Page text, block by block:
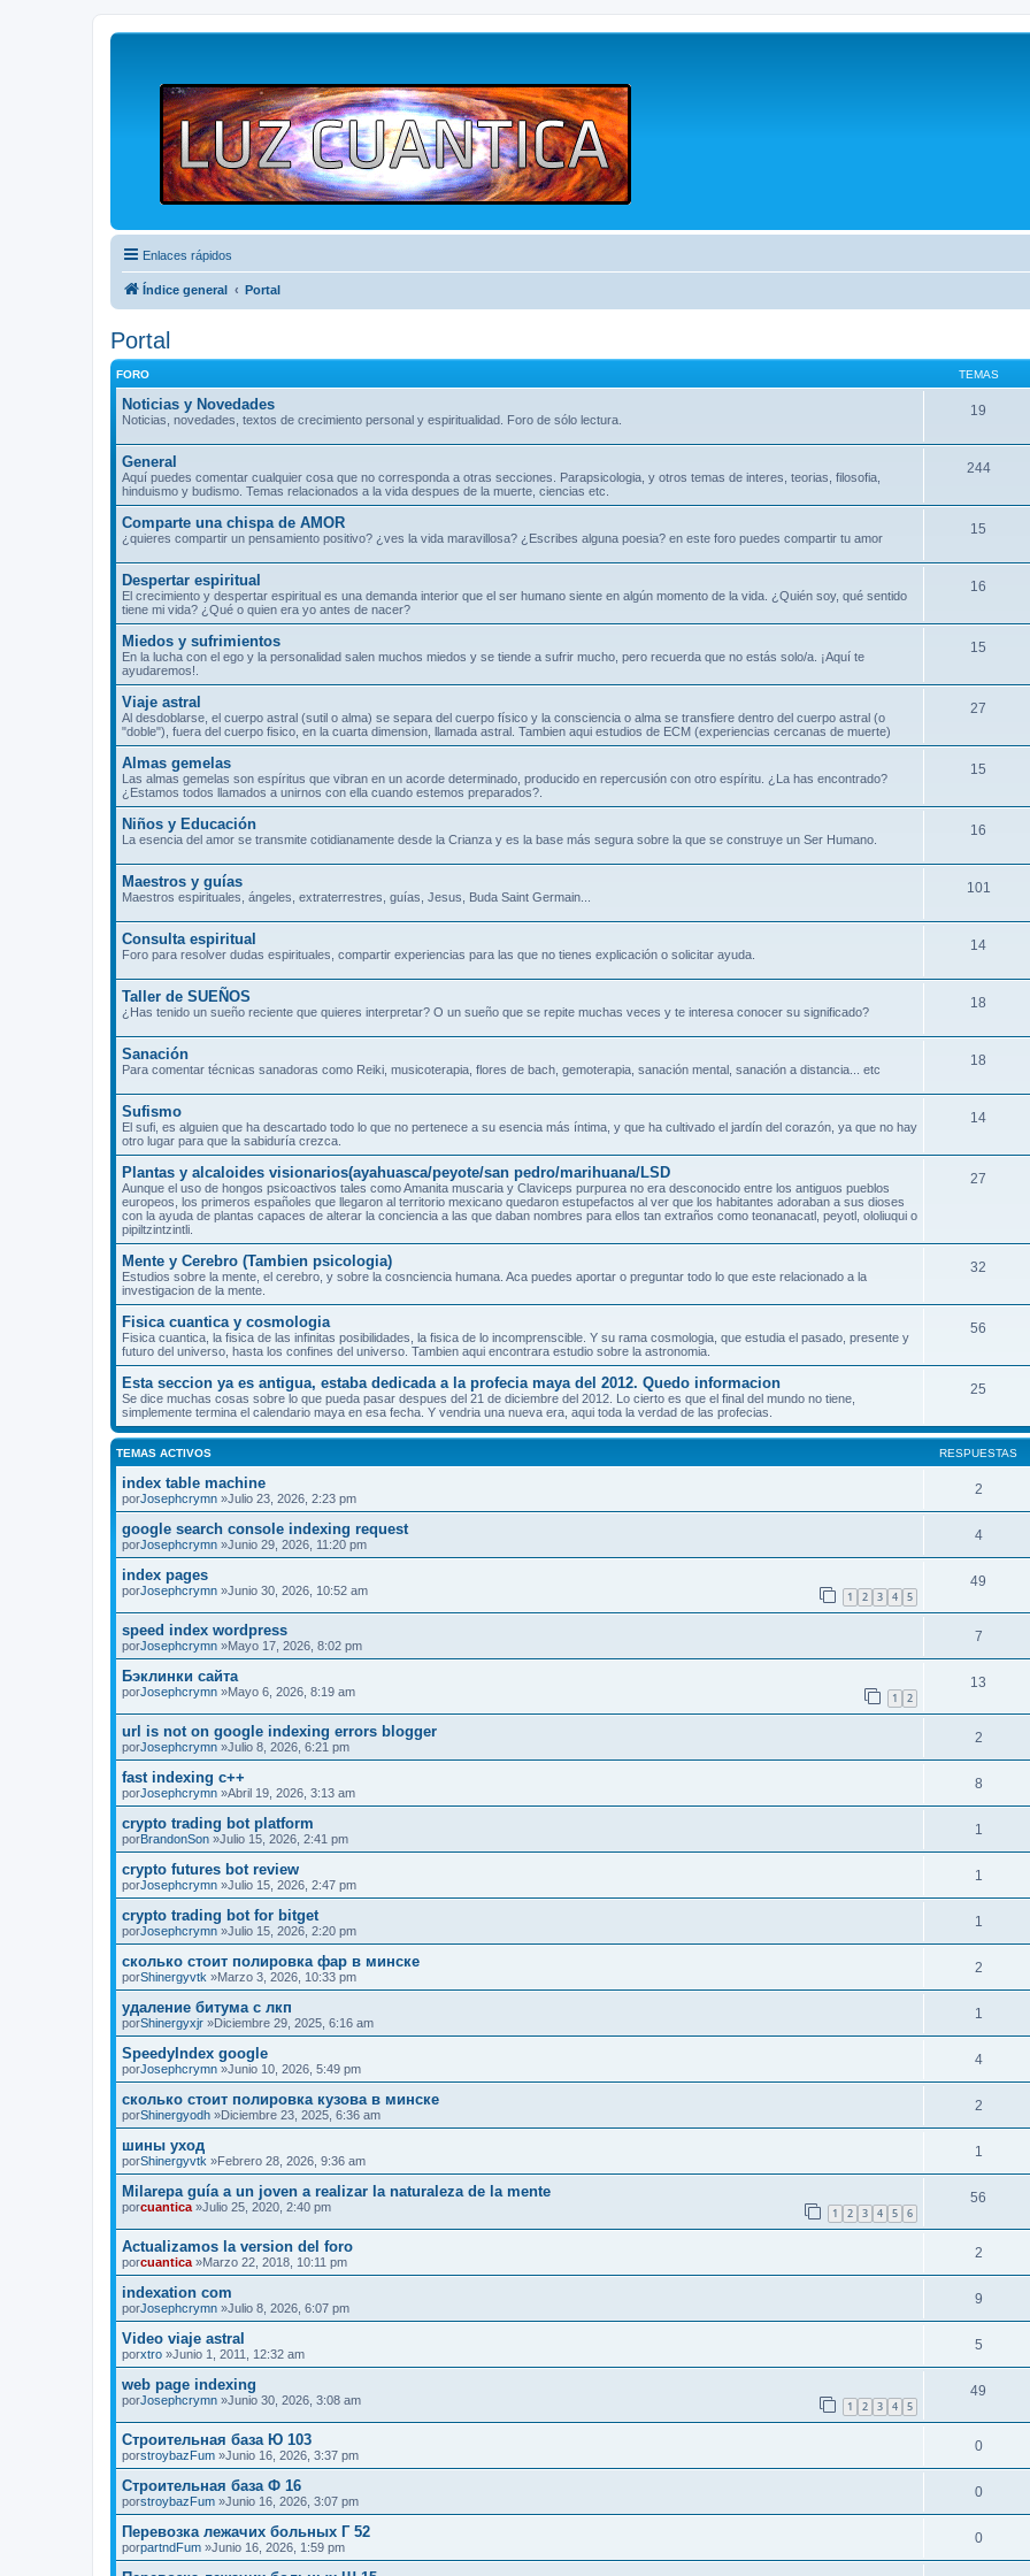
Enlaces rápidos
Índice general Portal
Portal
FORO TEMAS
Noticias y Novedades
Noticias, novedades, textos de crecimiento personal y espiritualidad. Foro de sólo lectura.
19
General
Aquí puedes comentar cualquier cosa que no corresponda a otras secciones. Parapsicologia, y otros temas de interes, teorias, filosofia,
hinduismo y budismo. Temas relacionados a la vida despues de la muerte, ciencias etc.
244
Comparte una chispa de AMOR
¿quieres compartir un pensamiento positivo? ¿ves la vida maravillosa? ¿Escribes alguna poesia? en este foro puedes compartir tu amor
15
Despertar espiritual
El crecimiento y despertar espiritual es una demanda interior que el ser humano siente en algún momento de la vida. ¿Quién soy, qué sentido
tiene mi vida? ¿Qué o quien era yo antes de nacer?
16
Miedos y sufrimientos
En la lucha con el ego y la personalidad salen muchos miedos y se tiende a sufrir mucho, pero recuerda que no estás solo/a. ¡Aquí te
ayudaremos!.
15
Viaje astral
Al desdoblarse, el cuerpo astral (sutil o alma) se separa del cuerpo físico y la consciencia o alma se transfiere dentro del cuerpo astral (o
"doble"), fuera del cuerpo fisico, en la cuarta dimension, llamada astral. Tambien aqui estudios de ECM (experiencias cercanas de muerte)
27
Almas gemelas
Las almas gemelas son espíritus que vibran en un acorde determinado, producido en repercusión con otro espíritu. ¿La has encontrado?
¿Estamos todos llamados a unirnos con ella cuando estemos preparados?.
15
Niños y Educación
La esencia del amor se transmite cotidianamente desde la Crianza y es la base más segura sobre la que se construye un Ser Humano.
16
Maestros y guías
Maestros espirituales, ángeles, extraterrestres, guías, Jesus, Buda Saint Germain...
101
Consulta espiritual
Foro para resolver dudas espirituales, compartir experiencias para las que no tienes explicación o solicitar ayuda.
14
Taller de SUEÑOS
¿Has tenido un sueño reciente que quieres interpretar? O un sueño que se repite muchas veces y te interesa conocer su significado?
18
Sanación
Para comentar técnicas sanadoras como Reiki, musicoterapia, flores de bach, gemoterapia, sanación mental, sanación a distancia... etc
18
Sufismo
El sufi, es alguien que ha descartado todo lo que no pertenece a su esencia más íntima, y que ha cultivado el jardín del corazón, ya que no hay
otro lugar para que la sabiduría crezca.
14
Plantas y alcaloides visionarios(ayahuasca/peyote/san pedro/marihuana/LSD
Aunque el uso de hongos psicoactivos tales como Amanita muscaria y Claviceps purpurea no era desconocido entre los antiguos pueblos
europeos, los primeros españoles que llegaron al territorio mexicano quedaron estupefactos al ver que los habitantes adoraban a sus dioses
con la ayuda de plantas capaces de alterar la conciencia a las que daban nombres para ellos tan extraños como teonanacatl, peyotl, ololiuqui o
pipiltzintzintli.
27
Mente y Cerebro (Tambien psicologia)
Estudios sobre la mente, el cerebro, y sobre la cosnciencia humana. Aca puedes aportar o preguntar todo lo que este relacionado a la
investigacion de la mente.
32
Fisica cuantica y cosmologia
Fisica cuantica, la fisica de las infinitas posibilidades, la fisica de lo incomprenscible. Y su rama cosmologia, que estudia el pasado, presente y
futuro del universo, hasta los confines del universo. Tambien aqui encontrara estudio sobre la astronomia.
56
Esta seccion ya es antigua, estaba dedicada a la profecia maya del 2012. Quedo informacion
Se dice muchas cosas sobre lo que pueda pasar despues del 21 de diciembre del 2012. Lo cierto es que el final del mundo no tiene,
simplemente termina el calendario maya en esa fecha. Y vendria una nueva era, aqui toda la verdad de las profecias.
25
TEMAS ACTIVOS RESPUESTAS
index table machine
porJosephcrymn »Julio 23, 2026, 2:23 pm
2
google search console indexing request
porJosephcrymn »Junio 29, 2026, 11:20 pm
4
index pages
porJosephcrymn »Junio 30, 2026, 10:52 am 1 2 3 4 5
49
speed index wordpress
porJosephcrymn »Mayo 17, 2026, 8:02 pm
7
Бэклинки сайта
porJosephcrymn »Mayo 6, 2026, 8:19 am 1 2
13
url is not on google indexing errors blogger
porJosephcrymn »Julio 8, 2026, 6:21 pm
2
fast indexing c++
porJosephcrymn »Abril 19, 2026, 3:13 am
8
crypto trading bot platform
porBrandonSon »Julio 15, 2026, 2:41 pm
1
crypto futures bot review
porJosephcrymn »Julio 15, 2026, 2:47 pm
1
crypto trading bot for bitget
porJosephcrymn »Julio 15, 2026, 2:20 pm
1
сколько стоит полировка фар в минске
porShinergyvtk »Marzo 3, 2026, 10:33 pm
2
удаление битума с лкп
porShinergyxjr »Diciembre 29, 2025, 6:16 am
1
SpeedyIndex google
porJosephcrymn »Junio 10, 2026, 5:49 pm
4
сколько стоит полировка кузова в минске
porShinergyodh »Diciembre 23, 2025, 6:36 am
2
шины уход
porShinergyvtk »Febrero 28, 2026, 9:36 am
1
Milarepa guía a un joven a realizar la naturaleza de la mente
porcuantica »Julio 25, 2020, 2:40 pm 1 2 3 4 5 6
56
Actualizamos la version del foro
porcuantica »Marzo 22, 2018, 10:11 pm
2
indexation com
porJosephcrymn »Julio 8, 2026, 6:07 pm
9
Video viaje astral
porxtro »Junio 1, 2011, 12:32 am
5
web page indexing
porJosephcrymn »Junio 30, 2026, 3:08 am 1 2 3 4 5
49
Строительная база Ю 103
porstroybazFum »Junio 16, 2026, 3:37 pm
0
Строительная база Ф 16
porstroybazFum »Junio 16, 2026, 3:07 pm
0
Перевозка лежачих больных Г 52
porpartndFum »Junio 16, 2026, 1:59 pm
0